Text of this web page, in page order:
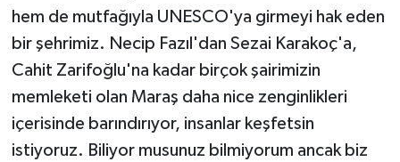
hem de mutfağıyla UNESCO'ya girmeyi hak eden
bir şehrimiz. Necip Fazıl'dan Sezai Karakoç'a,
Cahit Zarifoğlu'na kadar birçok şairimizin
memleketi olan Maraş daha nice zenginlikleri
içerisinde barındırıyor, insanlar keşfetsin
istiyoruz. Biliyor musunuz bilmiyorum ancak biz